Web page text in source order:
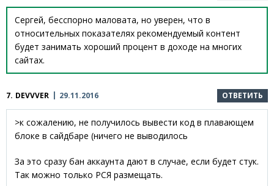
Сергей, бесспорно маловата, но уверен, что в
относительных показателях рекомендуемый контент
будет занимать хороший процент в доходе на многих
сайтах.
7. DEVVVER 29.11.2016 ОТВЕТИТЬ
>к сожалению, не получилось вывести код в плавающем
блоке в сайдбаре (ничего не выводилось
За это сразу бан аккаунта дают в случае, если будет стук.
Так можно только РСЯ размещать.